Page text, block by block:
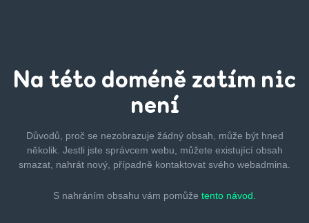
Na této doméně zatím nic
není
Důvodů, proč se nezobrazuje žádný obsah, může být hned
několik. Jestli jste správcem webu, můžete existující obsah
smazat, nahrát nový, případně kontaktovat svého webadmina.
S nahráním obsahu vám pomůže tento návod.